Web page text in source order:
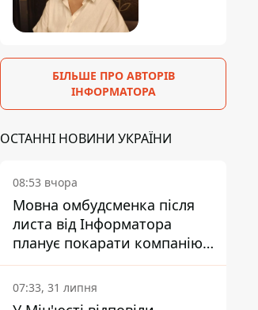
БІЛЬШЕ ПРО АВТОРІВ
ІНФОРМАТОРА
ОСТАННІ НОВИНИ УКРАЇНИ
08:53 вчора
Мовна омбудсменка після
листа від Інформатора
планує покарати компанію-
підрядника ПриватБанку
07:33, 31 липня